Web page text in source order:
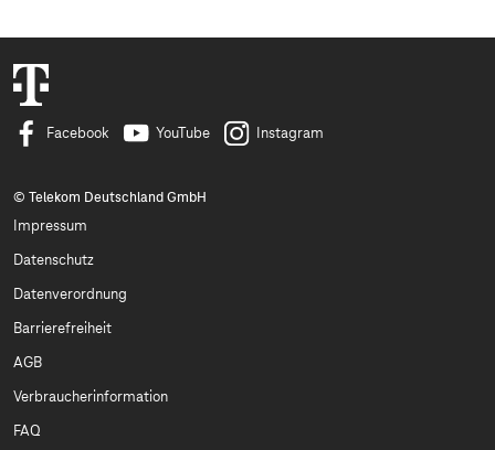
Facebook YouTube Instagram
© Telekom Deutschland GmbH
Impressum
Datenschutz
Datenverordnung
Barrierefreiheit
AGB
Verbraucherinformation
FAQ